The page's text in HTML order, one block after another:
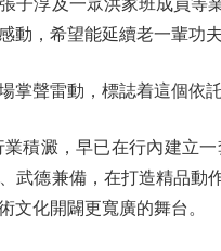
動，希望能延續老一輩功
聲雷動，標誌着這個依
澱，早已在行內建立一
武德兼備，在打造精品
文化開闢更寬廣的舞台。